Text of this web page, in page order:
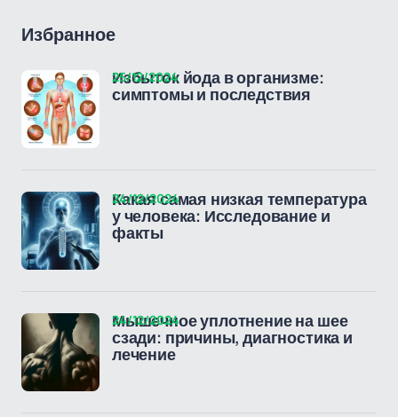
Избранное
Избыток йода в организме:
симптомы и последствия
25/12/2024
Какая самая низкая температура
у человека: Исследование и
факты
24/12/2024
Мышечное уплотнение на шее
сзади: причины, диагностика и
лечение
24/12/2024